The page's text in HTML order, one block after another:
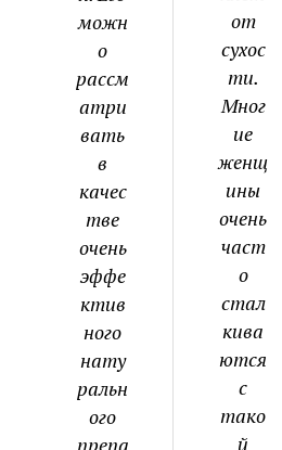
можн
о
рассм
атри
вать
в
качес
тве
очень
эффе
ктив
ного
нату
ральн
ого
препа
от
сухос
ти.
Мног
ие
женщ
ины
очень
част
о
стал
кива
ются
с
тако
й